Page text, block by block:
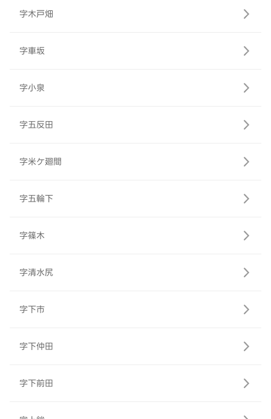
字木戸畑
字車坂
字小泉
字五反田
字米ケ廻間
字五輪下
字篠木
字清水尻
字下市
字下仲田
字下前田